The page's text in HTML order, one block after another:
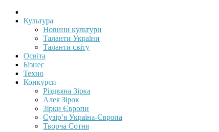
Культура
Новини культури
Таланти України
Таланти світу
Освіта
Бізнес
Техно
Конкурси
Різдвяна Зірка
Алея Зірок
Зірки Європи
Сузір’я Україна-Європа
Творча Сотня